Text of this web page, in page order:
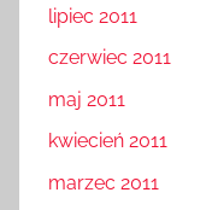
lipiec 2011
czerwiec 2011
maj 2011
kwiecień 2011
marzec 2011